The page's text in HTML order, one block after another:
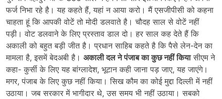
फर्ज निभा रहे है। यह कहते हैं, यहां न आया करो। मैं एसजीपीसी को कहना
चाहता हूं कि आपकी वोटें तो मोदी डलवाते है। चौदह साल से वोटें नहीं
पड़ी। वोट डलवाने के लिए प्रस्ताव डाल दो। हर साल कह देते हैं कि
अकाली को बहुत बड़ी जीत है। प्रधान साहिब कहते है कि पैसे लेन-देन का
मामला है, इसमें बेदअबी है। अकाली दल ने पंजाब का कुछ नहीं कियासीएम ने
कहा- कुर्सी के लिए यह बांग्लादेश, भूटान कही जाना पड़ जाए, यह जाएंगे।
मगर, पंजाब के लिए कुछ नहीं किया। सिख कौम का कोई मुद्दा दिल्ली में नहीं
उठाया। जब सरकार में भागीदार थे, उस समय भी नहीं उठाया। सबको